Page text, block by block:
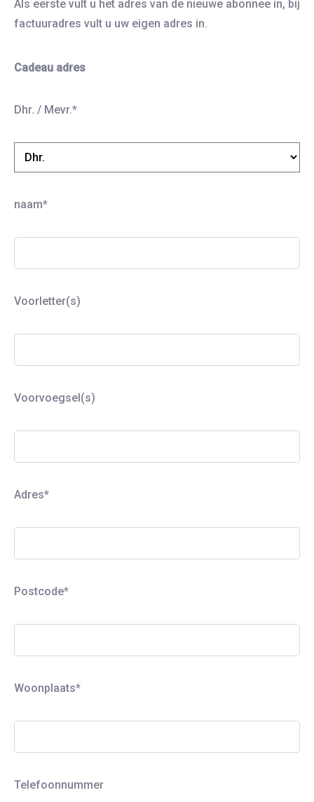
Als eerste vult u het adres van de nieuwe abonnee in, bij
factuuradres vult u uw eigen adres in.
Cadeau adres
Dhr. / Mevr.*
naam*
Voorletter(s)
Voorvoegsel(s)
Adres*
Postcode*
Woonplaats*
Telefoonnummer